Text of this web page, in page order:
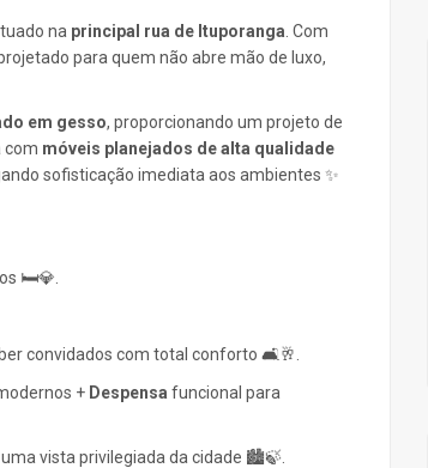
na principal rua de Ituporanga . Com
para quem não abre mão de luxo,
em gesso, proporcionando um projeto de
com móveis planejados de alta qualidade
sofisticação imediata aos ambientes ✨
🛏️💎.
convidados com total conforto 🛋️🥂.
+ Despensa funcional para
vista privilegiada da cidade 🏙️🍃.